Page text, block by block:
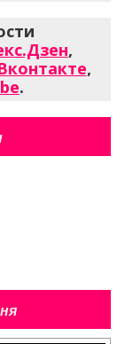
,
,
.